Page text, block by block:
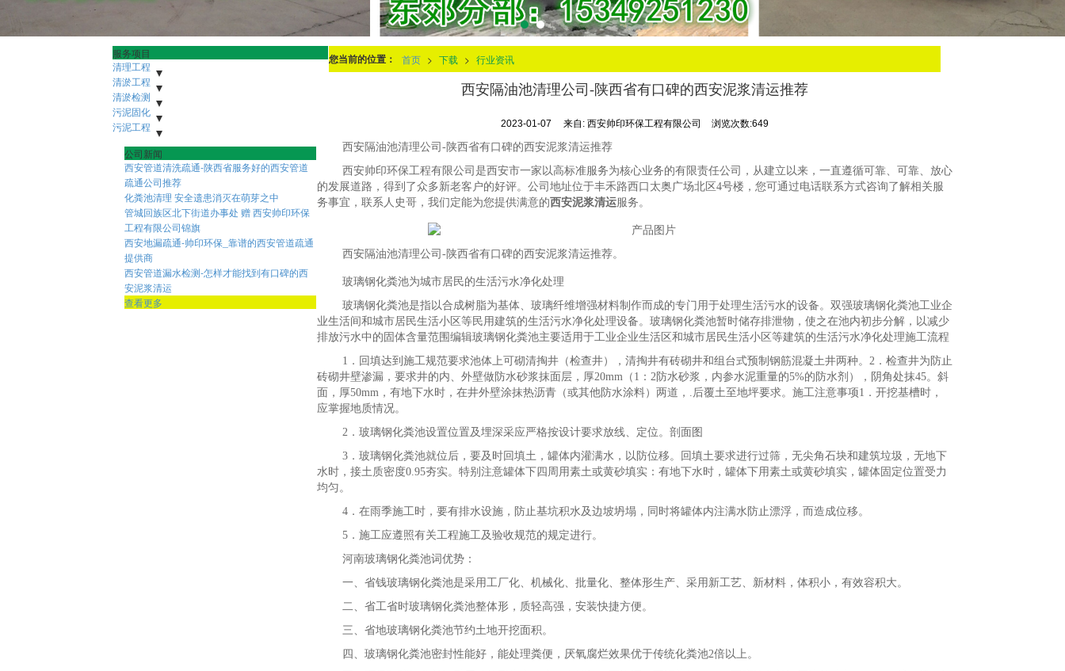
您当前的位置： 首页 > 下载 > 行业资讯
西安隔油池清理公司-陕西省有口碑的西安泥浆清运推荐
2023-01-07 来自: 西安帅印环保工程有限公司 浏览次数:649
西安隔油池清理公司-陕西省有口碑的西安泥浆清运推荐
西安帅印环保工程有限公司是西安市一家以高标准服务为核心业务的有限责任公司，从建立以来，一直遵循可靠、可靠、放心
的发展道路，得到了众多新老客户的好评。公司地址位于丰禾路西口太奥广场北区4号楼，您可通过电话联系方式咨询了解相关服
务事宜，联系人史哥，我们定能为您提供满意的西安泥浆清运服务。
西安隔油池清理公司-陕西省有口碑的西安泥浆清运推荐。
玻璃钢化粪池为城市居民的生活污水净化处理
玻璃钢化粪池是指以合成树脂为基体、玻璃纤维增强材料制作而成的专门用于处理生活污水的设备。双强玻璃钢化粪池工业企
业生活间和城市居民生活小区等民用建筑的生活污水净化处理设备。玻璃钢化粪池暂时储存排泄物，使之在池内初步分解，以减少
排放污水中的固体含量范围编辑玻璃钢化粪池主要适用于工业企业生活区和城市居民生活小区等建筑的生活污水净化处理施工流程
1．回填达到施工规范要求池体上可砌清掏井（检查井），清掏井有砖砌井和组台式预制钢筋混凝土井两种。2．检查井为防止
砖砌井壁渗漏，要求井的内、外壁做防水砂浆抹面层，厚20mm（1：2防水砂浆，内参水泥重量的5%的防水剂），阴角处抹45。斜
面，厚50mm，有地下水时，在井外壁涂抹热沥青（或其他防水涂料）两道，.后覆土至地坪要求。施工注意事项1．开挖基槽时，
应掌握地质情况。
2．玻璃钢化粪池设置位置及埋深采应严格按设计要求放线、定位。剖面图
3．玻璃钢化粪池就位后，要及时回填土，罐体内灌满水，以防位移。回填土要求进行过筛，无尖角石块和建筑垃圾，无地下
水时，接土质密度0.95夯实。特别注意罐体下四周用素土或黄砂填实：有地下水时，罐体下用素土或黄砂填实，罐体固定位置受力
均匀。
4．在雨季施工时，要有排水设施，防止基坑积水及边坡坍塌，同时将罐体内注满水防止漂浮，而造成位移。
5．施工应遵照有关工程施工及验收规范的规定进行。
河南玻璃钢化粪池词优势：
一、省钱玻璃钢化粪池是采用工厂化、机械化、批量化、整体形生产、采用新工艺、新材料，体积小，有效容积大。
二、省工省时玻璃钢化粪池整体形，质轻高强，安装快捷方便。
三、省地玻璃钢化粪池节约土地开挖面积。
四、玻璃钢化粪池密封性能好，能处理粪便，厌氧腐烂效果优于传统化粪池2倍以上。
服务项目
清理工程
污水池清理
隔油地清理
清淤工程
河道清淤
雨水清淤
市政管道疏通清淤
隧道管道疏通清淤
清淤检测
市政潜水打捞
污泥固化
非开挖修复紫外线光固化
污水池压榨固化
污泥压榨脱水
污泥工程
污泥固华压榨
打桩淤泥压榨
公司新闻
西安管道清洗疏通-陕西省服务好的西安管道
疏通公司推荐
化粪池清理 安全遗患消灭在萌芽之中
管城回族区北下街道办事处 赠 西安帅印环保
工程有限公司锦旗
西安地漏疏通-帅印环保_靠谱的西安管道疏通
提供商
西安管道漏水检测-怎样才能找到有口碑的西
安泥浆清运
查看更多